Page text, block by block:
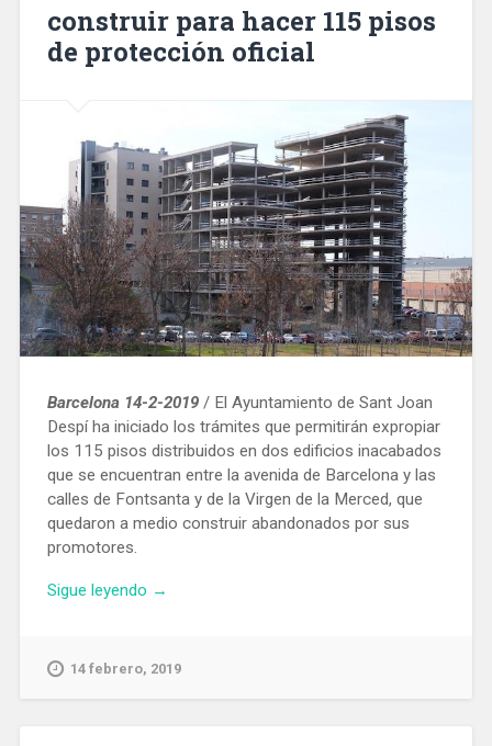
en
InfoJobs»
construir para hacer 115 pisos
de protección oficial
Barcelona 14-2-2019/ El Ayuntamiento de Sant Joan
Despí ha iniciado los trámites que permitirán expropiar
los 115 pisos distribuidos en dos edificios inacabados
que se encuentran entre la avenida de Barcelona y las
calles de Fontsanta y de la Virgen de la Merced, que
quedaron a medio construir abandonados por sus
promotores.
Sigue leyendo «Sant
expropiará
→
14 febrero, 2019